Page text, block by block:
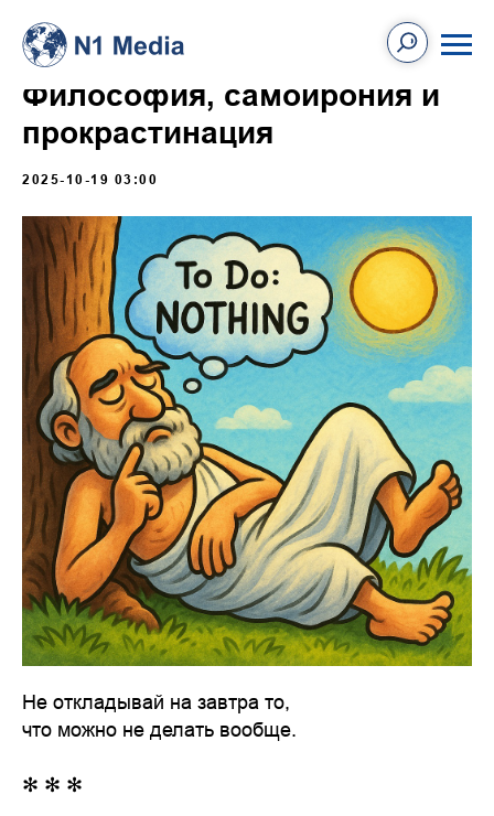
Философия, самоирония и
прокрастинация
2025-10-19 03:00
Не откладывай на завтра то,
что можно не делать вообще.
✻ ✻ ✻